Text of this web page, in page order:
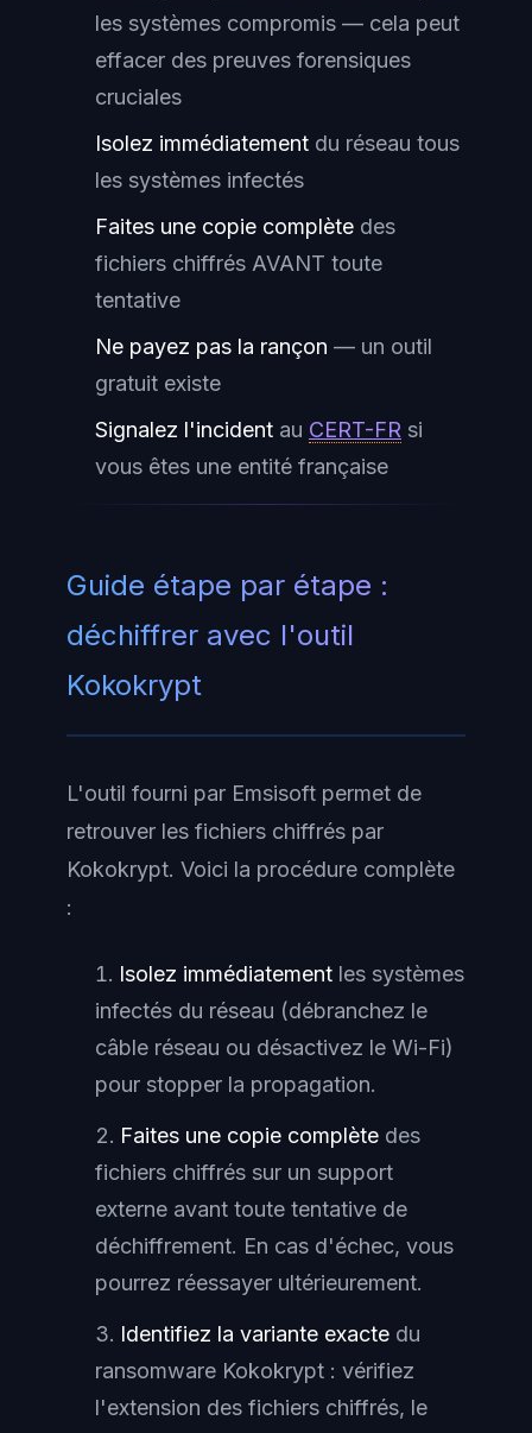
les systèmes compromis — cela peut
effacer des preuves forensiques
cruciales
Isolez immédiatement du réseau tous
les systèmes infectés
Faites une copie complète des
fichiers chiffrés AVANT toute
tentative
Ne payez pas la rançon — un outil
gratuit existe
Signalez l'incident au CERT-FR si
vous êtes une entité française
Guide étape par étape :
déchiffrer avec l'outil
Kokokrypt
L'outil fourni par Emsisoft permet de
retrouver les fichiers chiffrés par
Kokokrypt. Voici la procédure complète
:
Isolez immédiatement les systèmes
infectés du réseau (débranchez le
câble réseau ou désactivez le Wi-Fi)
pour stopper la propagation.
Faites une copie complète des
fichiers chiffrés sur un support
externe avant toute tentative de
déchiffrement. En cas d'échec, vous
pourrez réessayer ultérieurement.
Identifiez la variante exacte du
ransomware Kokokrypt : vérifiez
l'extension des fichiers chiffrés, le